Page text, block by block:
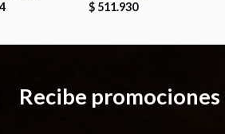
$ 511.930
Recibe promociones